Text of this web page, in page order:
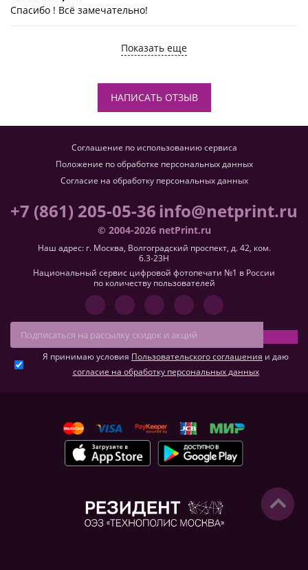
Спасибо ! Всё замечательно!
Показать еще
НАПИСАТЬ ОТЗЫВ
Соглашение по использованию сервиса
Положение по обработке персональных данных
Согласие на обработку персональных данных
+7 (861) 205-05-36info@netprint.ru
© 2004-2026 netPrint.ru
Наш адрес: г. Москва, Волгоградский проспект, д. 42, ком.
6.3-23H
Национальный сервис цифровой фотопечати №1 в России
по количеству пользователей
Я принимаю условия Пользовательского соглашения и даю
согласие на обработку персональных данных